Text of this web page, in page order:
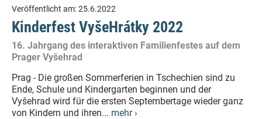
Veröffentlicht am:25.6.2022
Kinderfest VyšeHrátky 2022
16. Jahrgang des interaktiven Familienfestes auf dem
Prager Vyšehrad
Prag - Die großen Sommerferien in Tschechien sind zu
Ende, Schule und Kindergarten beginnen und der
Vyšehrad wird für die ersten Septembertage wieder ganz
von Kindern und ihren... mehr ›